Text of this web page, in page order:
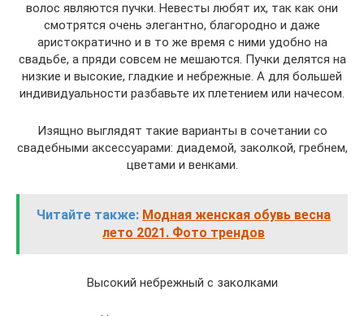
волос являются пучки. Невесты любят их, так как они
смотрятся очень элегантно, благородно и даже
аристократично и в то же время с ними удобно на
свадьбе, а пряди совсем не мешаются. Пучки делятся на
низкие и высокие, гладкие и небрежные. А для большей
индивидуальности разбавьте их плетением или начесом.
Изящно выглядят такие варианты в сочетании со
свадебными аксессуарами: диадемой, заколкой, гребнем,
цветами и венками.
Читайте также: Модная женская обувь весна
лето 2021. Фото трендов
Высокий небрежный с заколками